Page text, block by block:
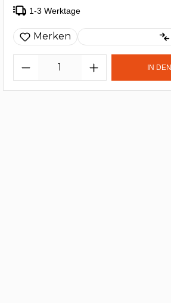
1-3 Werktage
Merken
IN